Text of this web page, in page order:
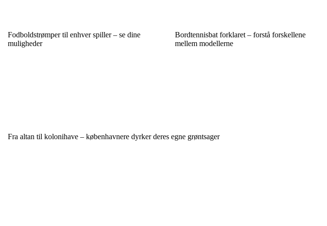
Fodboldstrømper til enhver spiller – se dine
muligheder
Bordtennisbat forklaret – forstå forskellene
mellem modellerne
Fra altan til kolonihave – københavnere dyrker deres egne grøntsager